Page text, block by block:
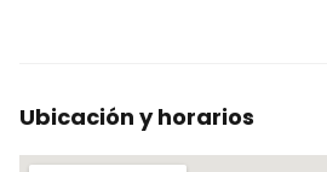
Ubicación y horarios